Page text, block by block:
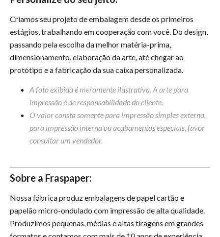
Criamos seu projeto de embalagem desde os primeiros
estágios, trabalhando em cooperação com você. Do design,
passando pela escolha da melhor matéria-prima,
dimensionamento, elaboração da arte, até chegar ao
protótipo e a fabricação da sua caixa personalizada.
A foto exibida é meramente ilustrativa. A arte para
impressão é de responsabilidade do cliente.
O valor consta somente para impressão simples externa,
para impressão interna ou acabamentos especiais, favor
consultar um vendedor.
Sobre a Fraspaper:
Nossa fábrica produz embalagens de papel cartão e
papelão micro-ondulado com impressão de alta qualidade.
Produzimos pequenas, médias e altas tiragens em grandes